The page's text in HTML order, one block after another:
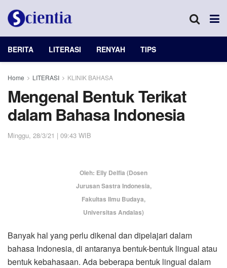
BERITA LITERASI RENYAH TIPS
Home LITERASI KLINIK BAHASA
Mengenal Bentuk Terikat
dalam Bahasa Indonesia
Minggu, 28/3/21 | 09:43 WIB
Oleh: Elly Delfia (Dosen
Jurusan Sastra Indonesia,
Fakultas Ilmu Budaya,
Universitas Andalas)
Banyak hal yang perlu dikenal dan dipelajari dalam
bahasa Indonesia, di antaranya bentuk-bentuk lingual atau
bentuk kebahasaan. Ada beberapa bentuk lingual dalam